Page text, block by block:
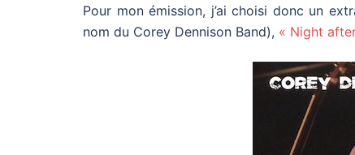
Pour mon émission, j’ai choisi donc un
nom du Corey Dennison Band), « Night